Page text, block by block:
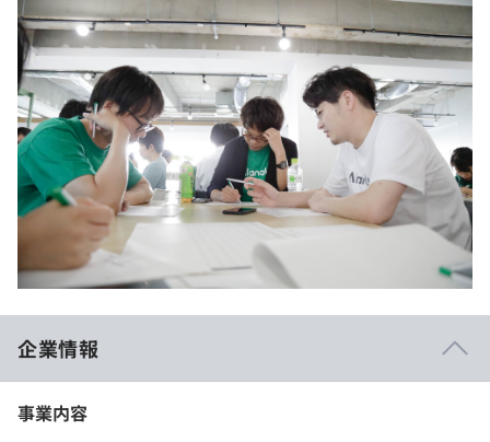
企業情報
事業内容